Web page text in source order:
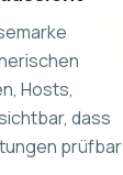
Hosts,
dass
prüfbar